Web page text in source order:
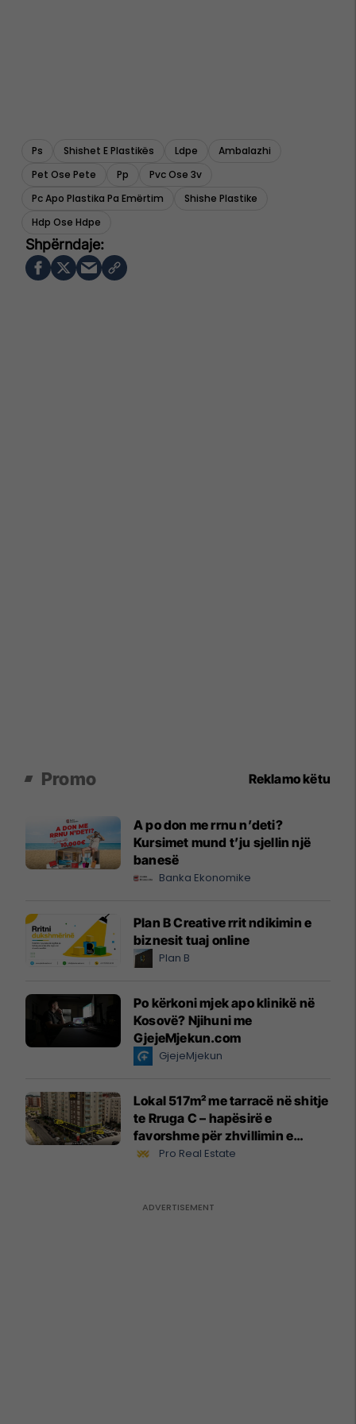
Ps Shishet E Plastikës Ldpe
Ambalazhi
Pet Ose Pete
Pp
Pvc Ose 3v
Pc Apo Plastika Pa Emërtim
Shishe Plastike
Hdp Ose Hdpe
Promo Reklamo këtu
A po don me rrnu n’deti?
Kursimet mund t’ju sjellin një
banesë
Banka Ekonomike
Plan B Creative rrit ndikimin e
biznesit tuaj online
Plan B
Po kërkoni mjek apo klinikë në
Kosovë? Njihuni me
GjejeMjekun.com
GjejeMjekun
Lokal 517m² me tarracë në shitje
te Rruga C – hapësirë e
favorshme për zhvillimin e
biznesit #15796
Pro Real Estate